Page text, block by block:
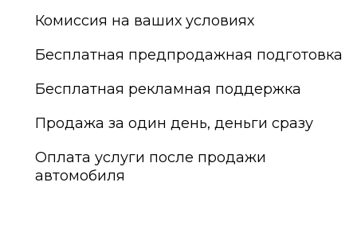
Комиссия на ваших условиях
Бесплатная предпродажная подготовка
Бесплатная рекламная поддержка
Продажа за один день, деньги сразу
Оплата услуги после продажи
автомобиля